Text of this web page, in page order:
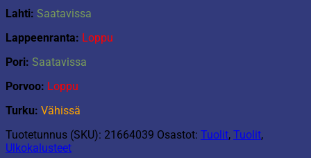
Lahti: Saatavissa
Lappeenranta: Loppu
Pori: Saatavissa
Porvoo: Loppu
Turku: Vähissä
Tuotetunnus (SKU): 21664039 Osastot: Tuolit, Tuolit,
Ulkokalusteet